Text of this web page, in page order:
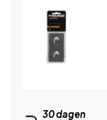
30 dagen